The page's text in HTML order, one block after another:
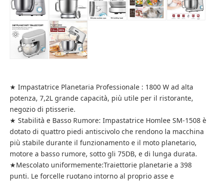
★ Impastatrice Planetaria Professionale : 1800 W ad alta
potenza, 7,2L grande capacità, più utile per il ristorante,
negozio di ptisserie.
★ Stabilità e Basso Rumore: Impastatrice Homlee SM-1508 è
dotato di quattro piedi antiscivolo che rendono la macchina
più stabile durante il funzionamento e il moto planetario,
motore a basso rumore, sotto gli 75DB, e di lunga durata.
★Mescolato uniformemente:Traiettorie planetarie a 398
punti. Le forcelle ruotano intorno al proprio asse e